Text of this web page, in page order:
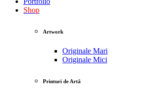
Shop
Artwork
Originale Mari
Originale Mici
Printuri de Artă